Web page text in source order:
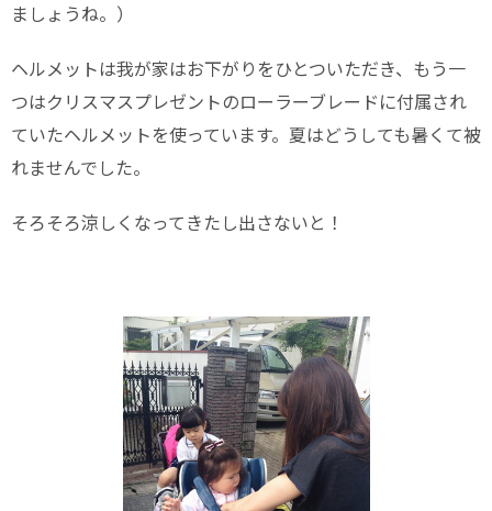
ましょうね。）
ヘルメットは我が家はお下がりをひとついただき、もう一
つはクリスマスプレゼントのローラーブレードに付属され
ていたヘルメットを使っています。夏はどうしても暑くて被
れませんでした。
そろそろ涼しくなってきたし出さないと！